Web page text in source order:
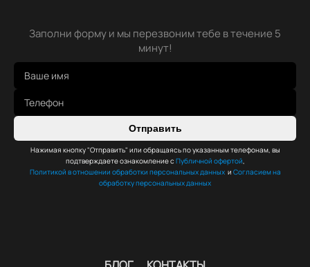
Заполни форму и мы перезвоним тебе в течение 5
минут!
Отправить
Нажимая кнопку "Отправить" или обращаясь по указанным телефонам, вы
подтверждаете ознакомление с Публичной офертой,
Политикой в отношении обработки персональных данных и Согласием на
обработку персональных данных